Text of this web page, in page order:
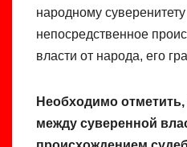
народному
непосредственное
власти от народа, его
Необходимо
между суверенной